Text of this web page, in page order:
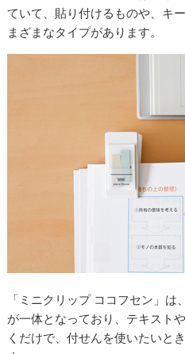
ていて、貼り付けるものや、キ
まざまなタイプがあります。
「ミニクリップ ココフセン」
が一体となっており、テキスト
くだけで、付せんを使いたいと